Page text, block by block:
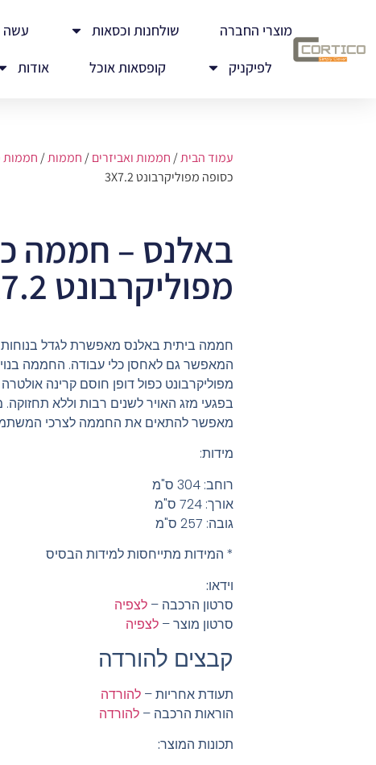
מוצרי החברה שולחנות וכסאות עשה
לפיקניק
קופסאות אוכל אודות
עמוד הבית/ חממות ואביזרים/ חממות/ חממות
כסופה מפוליקרבונט 3X7.2
באלנס – חממה
מפוליקרבונט 3X7.2
חממה ביתית באלנס מאפשרת לגדל בנוחות
המאפשר גם לאחסן כלי עבודה. החממה בנויה
מפוליקרבונט כפול דופן חוסם קרינה
בפגעי מזג האויר לשנים רבות וללא
מאפשר להתאים את החממה לצרכי
מידות:
רוחב: 304 ס"מ
אורך: 724 ס"מ
גובה: 257 ס"מ
* המידות מתייחסות למידות הבסיס
וידאו:
סרטון הרכבה –לצפיה
סרטון מוצר –לצפיה
קבצים להורדה
תעודת אחריות –להורדה
הוראות הרכבה –להורדה
תכונות המוצר: